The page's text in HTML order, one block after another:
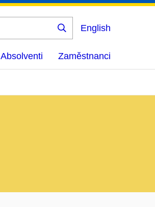
Vyhledat
English
Absolventi Zaměstnanci